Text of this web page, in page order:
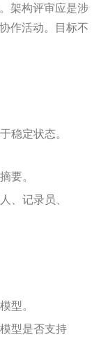
架构评审应是涉
作活动。目标不
稳定状态。
要。
、记录员、
型。
型是否支持